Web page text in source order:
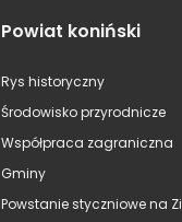
Powiat koniński
Rys historyczny
Środowisko przyrodnicze
Współpraca zagraniczna
Gminy
Powstanie styczniowe na